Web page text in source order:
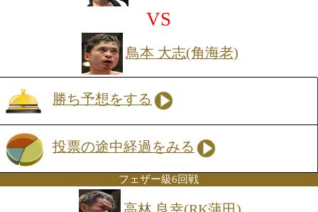
ル獲得に手がかかった。元来、荒々し
トが目立つ高山だが、ここ数戦はクー
運びの印象がある。対する斉藤はデビ
11年、これまで2度のタイトル挑戦に失
も、上位ランクは守り続けている。王
があるだけに、3度目の挑戦はなんとし
したいところ。だが、どちらがベルト
ても、来年には最強後楽園を制した1位
(ドリーム)が待ち構える。打撃戦が予想